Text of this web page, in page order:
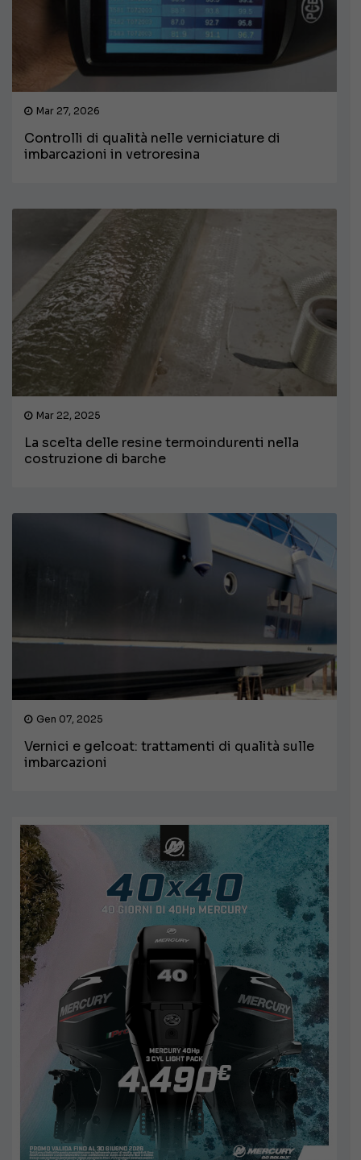
Mar 27, 2026
Controlli di qualità nelle verniciature di
imbarcazioni in vetroresina
Mar 22, 2025
La scelta delle resine termoindurenti nella
costruzione di barche
Gen 07, 2025
Vernici e gelcoat: trattamenti di qualità sulle
imbarcazioni